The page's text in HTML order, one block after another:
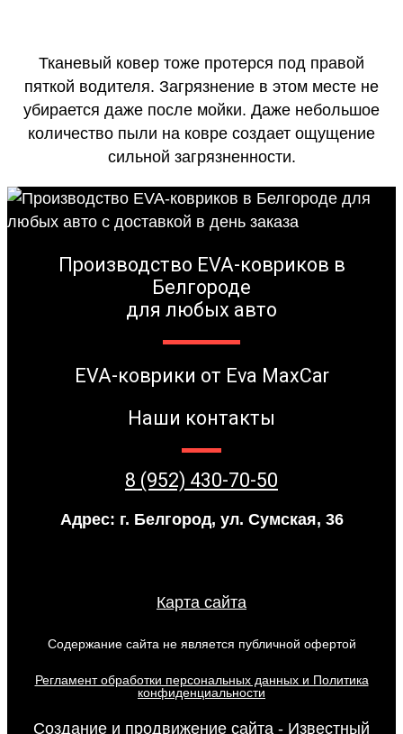
Тканевый ковер тоже протерся под правой
пяткой водителя. Загрязнение в этом месте не
убирается даже после мойки. Даже небольшое
количество пыли на ковре создает ощущение
сильной загрязненности.
Производство EVA-ковриков в
Белгороде
для любых авто
EVA-коврики от Eva MaxCar
Наши контакты
8 (952) 430-70-50
Адрес: г. Белгород, ул. Сумская, 36
Карта сайта
Содержание сайта не является публичной офертой
Регламент обработки персональных данных и Политика
конфиденциальности
Создание и продвижение сайта - Известный